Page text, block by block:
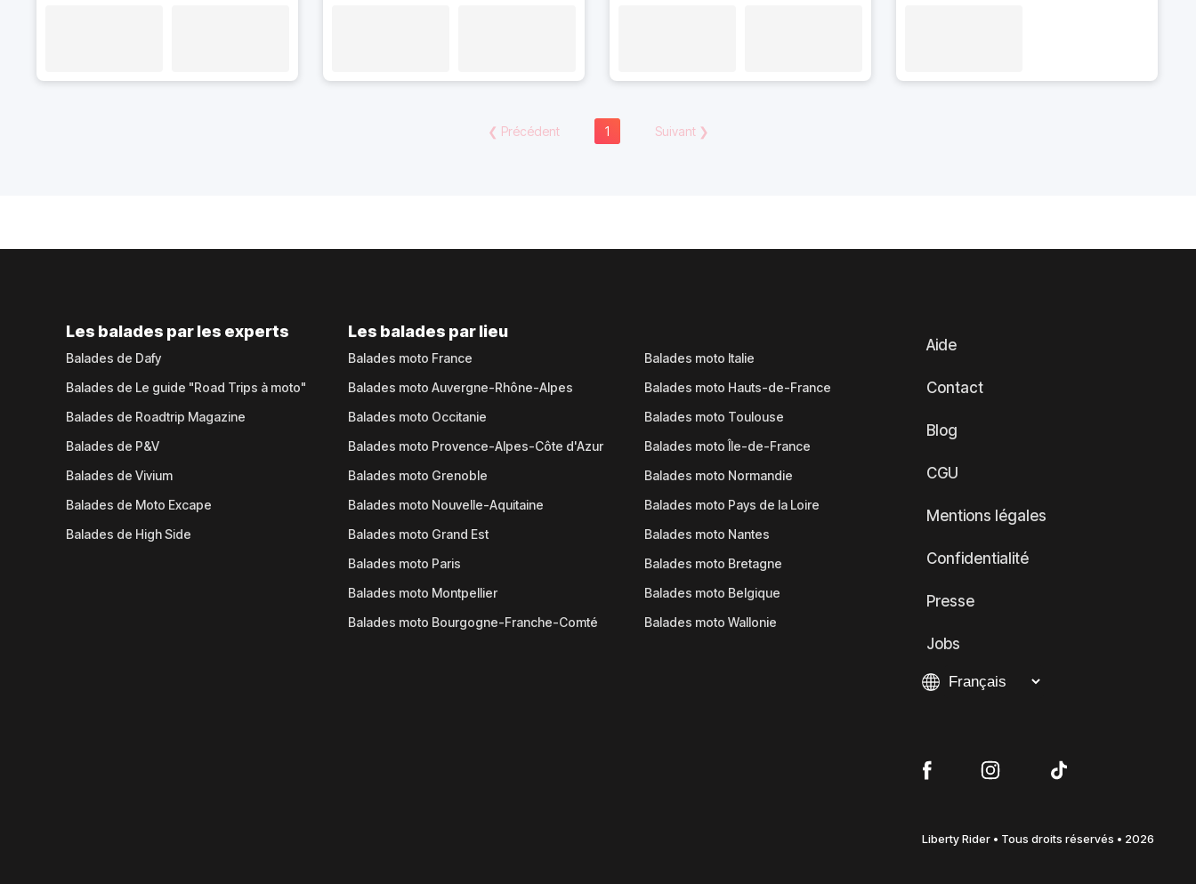
❮ Précédent 1 Suivant❯
Les balades par les experts
Balades de Dafy
Balades de Le guide "Road Trips à moto"
Balades de Roadtrip Magazine
Balades de P&V
Balades de Vivium
Balades de Moto Excape
Balades de High Side
Les balades par lieu
Balades moto France
Balades moto Auvergne-Rhône-Alpes
Balades moto Occitanie
Balades moto Provence-Alpes-Côte d'Azur
Balades moto Grenoble
Balades moto Nouvelle-Aquitaine
Balades moto Grand Est
Balades moto Paris
Balades moto Montpellier
Balades moto Bourgogne-Franche-Comté
Balades moto Italie
Balades moto Hauts-de-France
Balades moto Toulouse
Balades moto Île-de-France
Balades moto Normandie
Balades moto Pays de la Loire
Balades moto Nantes
Balades moto Bretagne
Balades moto Belgique
Balades moto Wallonie
Aide
Contact
Blog
CGU
Mentions légales
Confidentialité
Presse
Jobs
Liberty Rider • Tous droits réservés • 2026